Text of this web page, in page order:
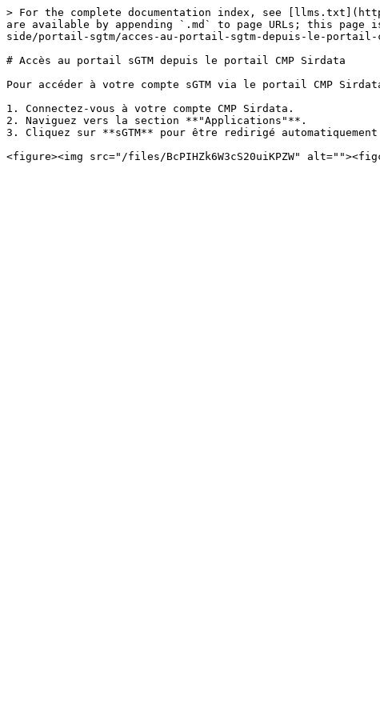
> For the complete documentation index, see
are available by appending `.md` to page URLs; this
side/portail-sgtm/acces-au-portail-sgtm-depuis-le-portail-
# Accès au portail sGTM depuis le portail CMP Sirdata
Pour accéder à votre compte sGTM via le portail CMP
1. Connectez-vous à votre compte CMP Sirdata.
2. Naviguez vers la section **"Applications"**.
3. Cliquez sur **sGTM** pour être redirigé